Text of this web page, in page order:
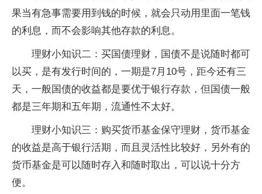
果当有急事需要用到钱的时候，就会只动用里面一笔钱
的利息，而不会影响其他存款的利息。
理财小知识二：买国债理财，国债不是说随时都可
以买，是有发行时间的，一期是7月10号，距今还有三
天，一般国债的收益都是要优于银行存款，但国债一般
都是三年期和五年期，流通性不太好。
理财小知识三：购买货币基金保守理财，货币基金
的收益是高于银行活期，而且灵活性比较好，另外有的
货币基金是可以随时存入和随时取出，可以说十分方
便。